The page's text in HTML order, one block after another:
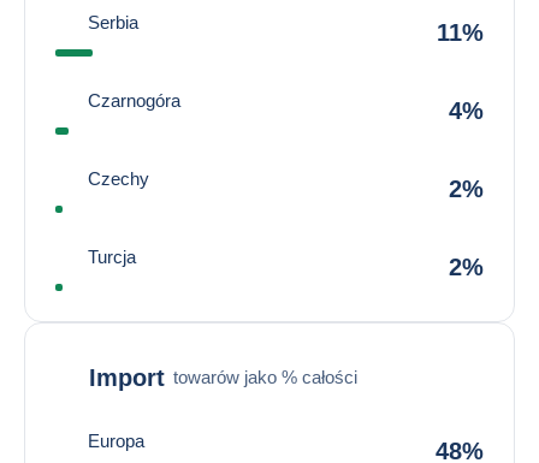
Serbia 11%
Czarnogóra 4%
Czechy 2%
Turcja 2%
Import towarów jako % całości
Europa 48%